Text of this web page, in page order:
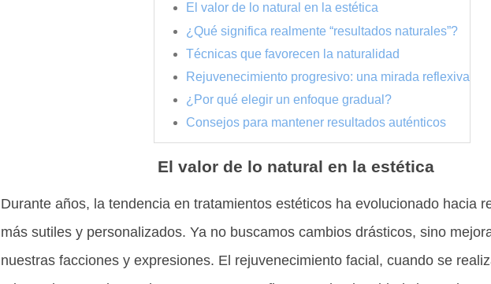
El valor de lo natural en la estética
¿Qué significa realmente “resultados naturales”?
Técnicas que favorecen la naturalidad
Rejuvenecimiento progresivo: una mirada reflexiva
¿Por qué elegir un enfoque gradual?
Consejos para mantener resultados auténticos
El valor de lo natural en la estética
Durante años, la tendencia en tratamientos estéticos ha evolucionado hacia
más sutiles y personalizados. Ya no buscamos cambios drásticos, sino
nuestras facciones y expresiones. El rejuvenecimiento facial, cuando se